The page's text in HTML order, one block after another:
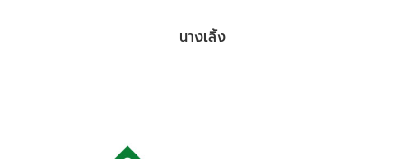
นางเลิ้ง